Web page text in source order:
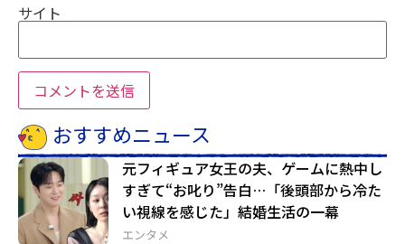
サイト
おすすめニュース
エンタメ
元フィギュア女王の夫、ゲームに熱中し
すぎて“お叱り”告白…「後頭部から冷た
い視線を感じた」結婚生活の一幕